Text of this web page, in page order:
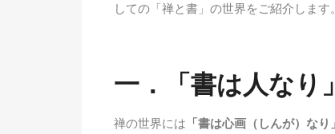
しての「禅と書」の世界をご紹介します。
一．「書は人なり
禅の世界には 「書は心画（しんが）な